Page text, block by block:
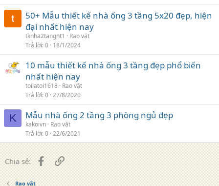
50+ Mẫu thiết kế nhà ống 3 tầng 5x20 đẹp, hiện
đại nhất hiện nay
tknha2tangnt1
Rao vặt
Trả lời 0 18/1/2024
10 mẫu thiết kế nhà ống 3 tầng đẹp phổ biến
nhất hiện nay
toilatoi1618 Rao vặt
Trả lời 0 27/8/2020
K Mẫu nhà ống 2 tầng 3 phòng ngủ đẹp
kakoivn Rao vặt
Trả lời 0 22/6/2021
Chia sẻ: FacebookLiên kết
Rao vặt